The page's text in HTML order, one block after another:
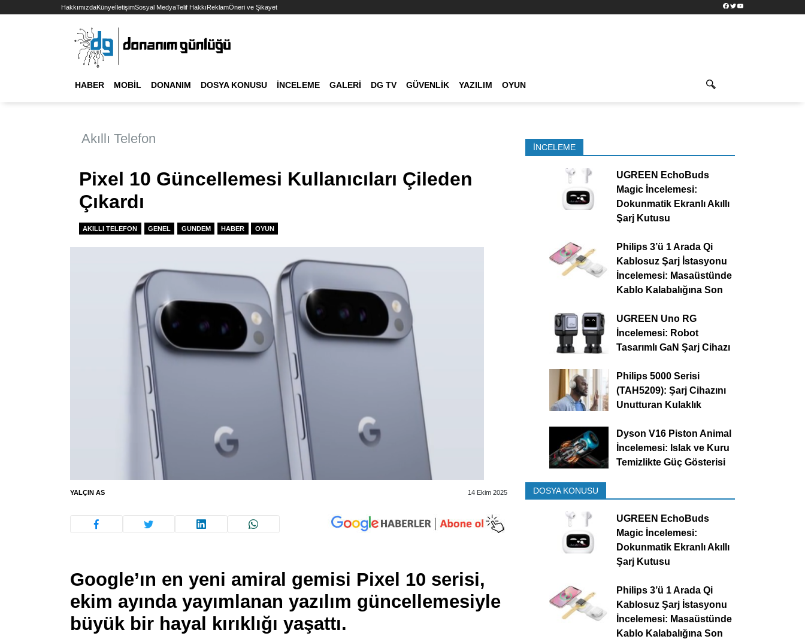
HakkımızdaKünyeİletişimSosyal MedyaTelif HakkıReklamÖneri ve Şikayet Facebook
TwitterYouTube
HABER MOBIL DONANIM DOSYA KONUSU İNCELEME GALERI DG TV GÜVENLIK YAZILIM OYUN
Akıllı Telefon
Pixel 10 Güncellemesi Kullanıcıları Çileden
Çıkardı
AKILLI TELEFON GENEL GUNDEM HABER OYUN
YALÇIN AS 14 Ekim 2025
Google’ın en yeni amiral gemisi Pixel 10 serisi,
ekim ayında yayımlanan yazılım güncellemesiyle
büyük bir hayal kırıklığı yaşattı.
İNCELEME
UGREEN EchoBuds
Magic İncelemesi:
Dokunmatik Ekranlı Akıllı
Şarj Kutusu
Philips 3’ü 1 Arada Qi
Kablosuz Şarj İstasyonu
İncelemesi: Masaüstünde
Kablo Kalabalığına Son
UGREEN Uno RG
İncelemesi: Robot
Tasarımlı GaN Şarj Cihazı
Philips 5000 Serisi
(TAH5209): Şarj Cihazını
Unutturan Kulaklık
Dyson V16 Piston Animal
İncelemesi: Islak ve Kuru
Temizlikte Güç Gösterisi
DOSYA KONUSU
UGREEN EchoBuds
Magic İncelemesi:
Dokunmatik Ekranlı Akıllı
Şarj Kutusu
Philips 3’ü 1 Arada Qi
Kablosuz Şarj İstasyonu
İncelemesi: Masaüstünde
Kablo Kalabalığına Son